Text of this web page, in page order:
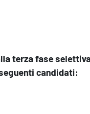
terza fase
candidati: